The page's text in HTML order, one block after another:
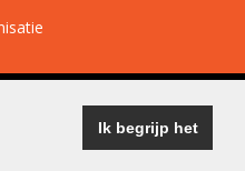
Ik begrijp het